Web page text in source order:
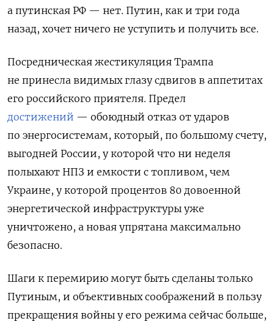
а путинская РФ — нет. Путин, как и три года
назад, хочет ничего не уступить и получить все.
Посредническая жестикуляция Трампа
не принесла видимых глазу сдвигов в аппетитах
его российского приятеля. Предел
достижений — обоюдный отказ от ударов
по энергосистемам, который, по большому счету,
выгодней России, у которой что ни неделя
полыхают НПЗ и емкости с топливом, чем
Украине, у которой процентов 80 довоенной
энергетической инфраструктуры уже
уничтожено, а новая упрятана максимально
безопасно.
Шаги к перемирию могут быть сделаны только
Путиным, и объективных соображений в пользу
прекращения войны у его режима сейчас больше,